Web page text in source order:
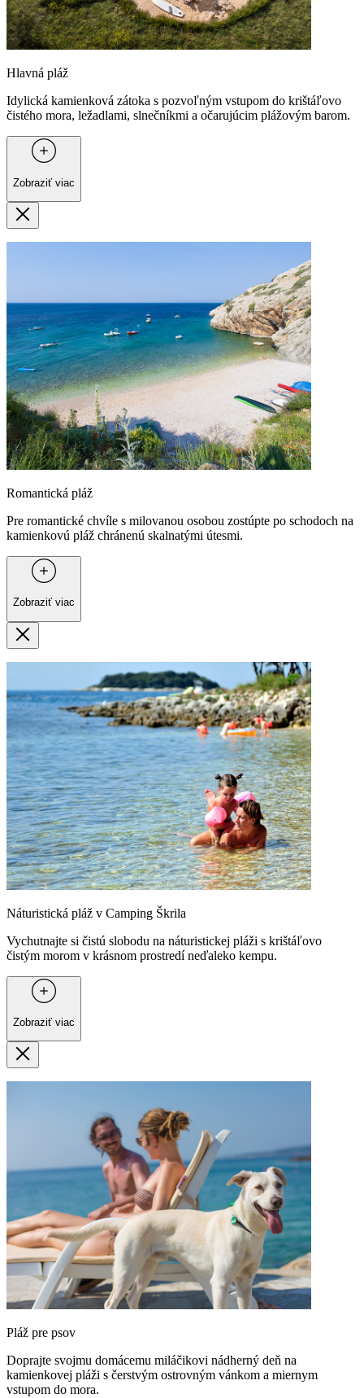
Hlavná pláž
Idylická kamienková zátoka s pozvoľným vstupom do krištáľovo
čistého mora, ležadlami, slnečníkmi a očarujúcim plážovým barom.
Zobraziť viac
Romantická pláž
Pre romantické chvíle s milovanou osobou zostúpte po schodoch na
kamienkovú pláž chránenú skalnatými útesmi.
Zobraziť viac
Náturistická pláž v Camping Škrila
Vychutnajte si čistú slobodu na náturistickej pláži s krištáľovo
čistým morom v krásnom prostredí neďaleko kempu.
Zobraziť viac
Pláž pre psov
Doprajte svojmu domácemu miláčikovi nádherný deň na
kamienkovej pláži s čerstvým ostrovným vánkom a miernym
vstupom do mora.